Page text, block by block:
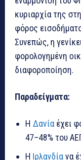
κυριαρχία της
φόρος
Συνεπώς, η
φορολογημένη
διαφοροποίηση.
Παραδείγματα:
Η Δανία έχει
47–48% του
Η Ιρλανδίανα